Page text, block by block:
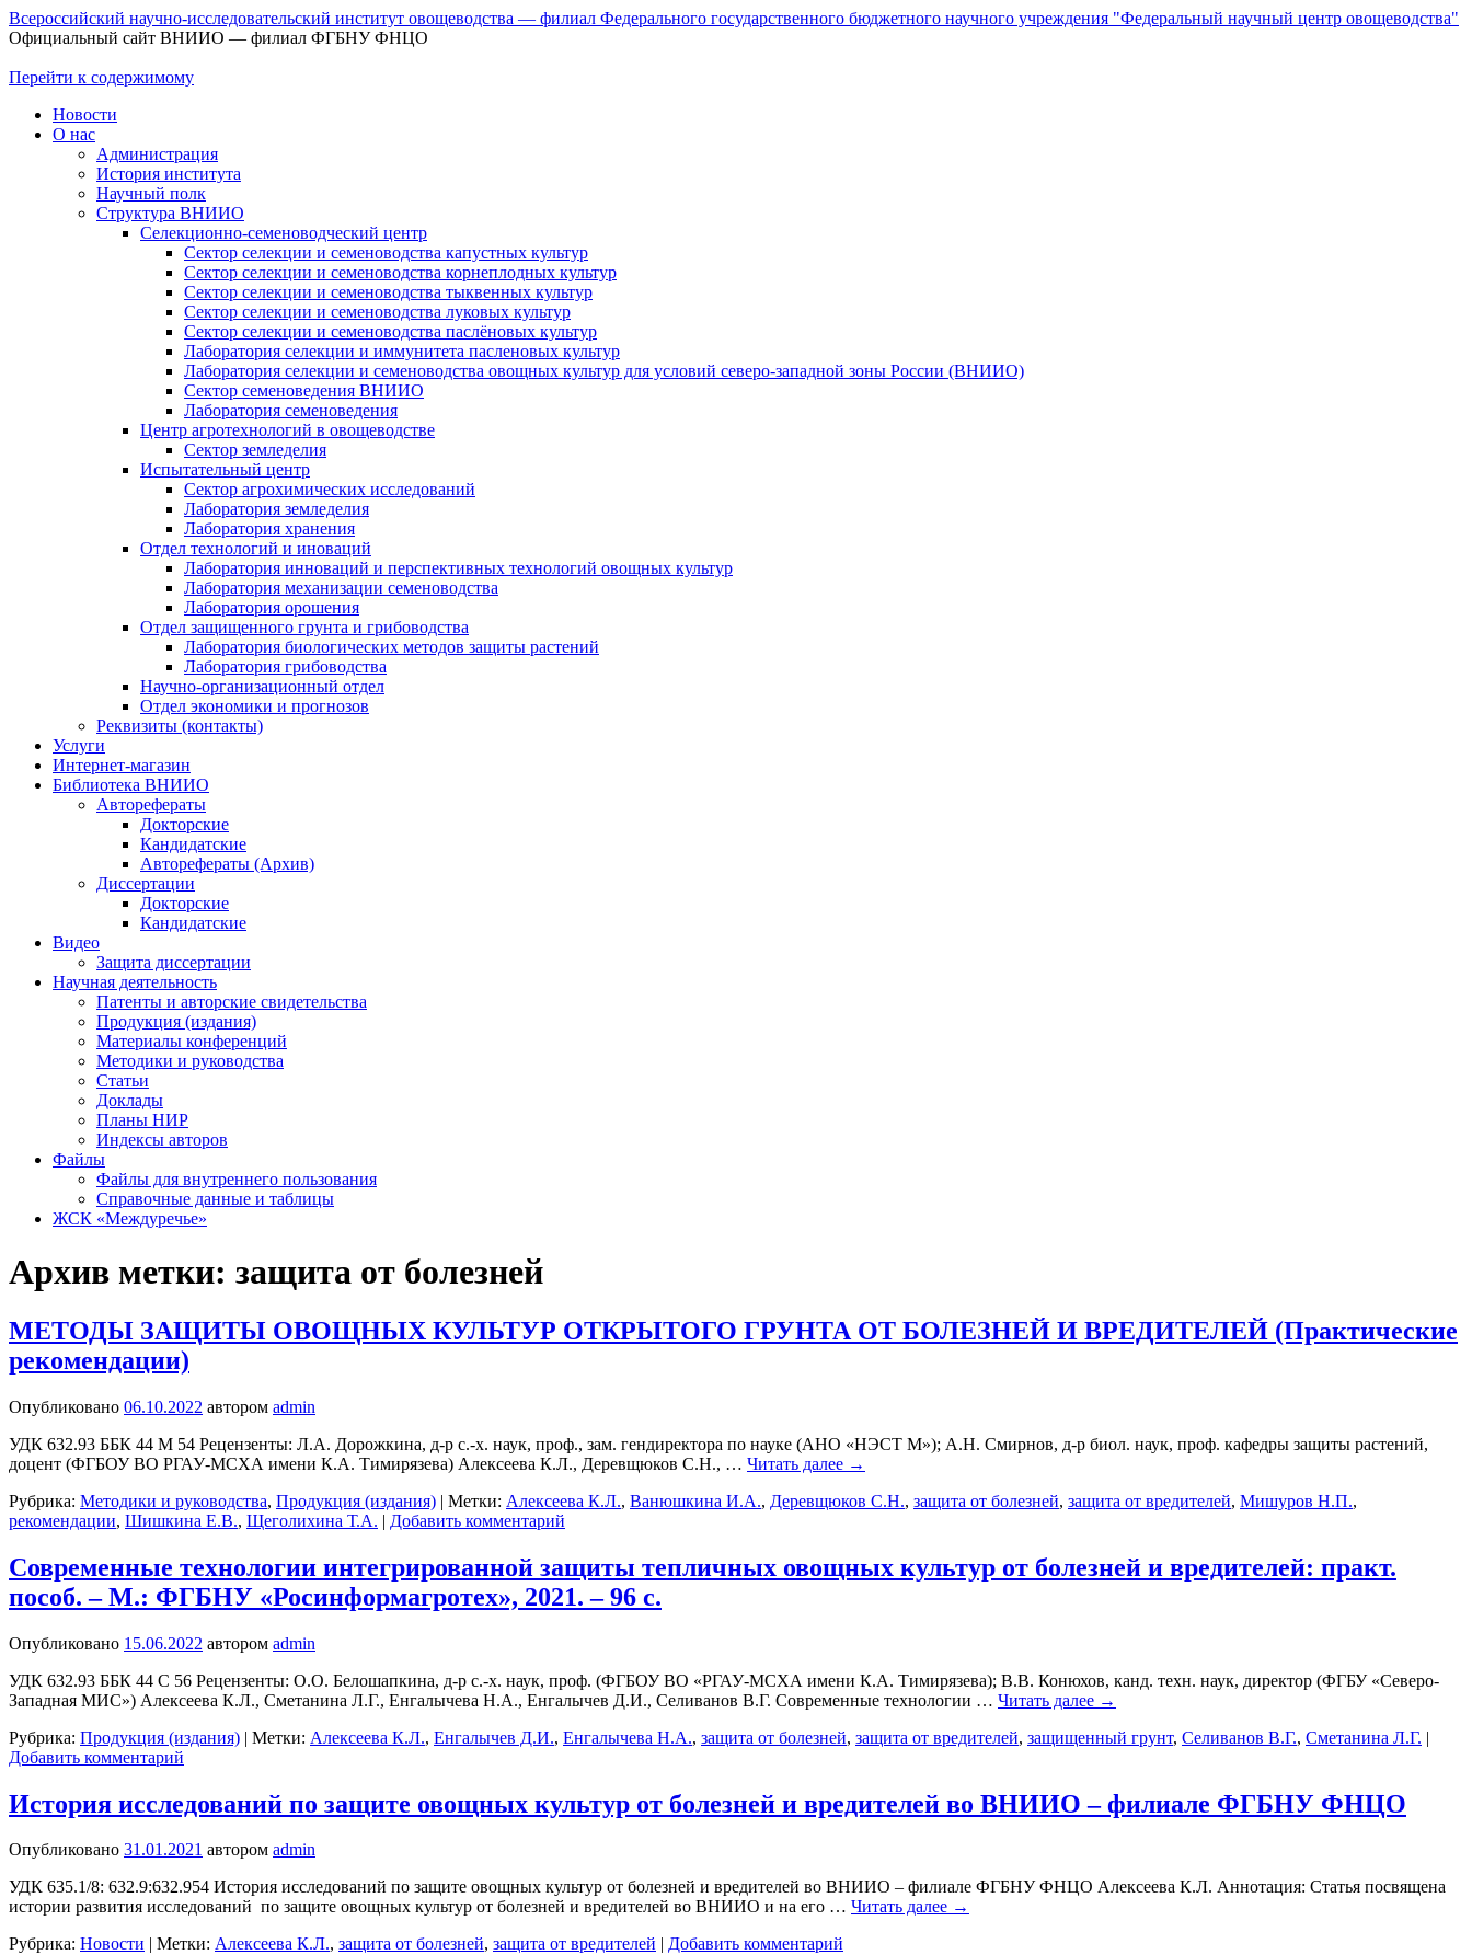
Всероссийский научно-исследовательский институт овощеводства — филиал Федерального государственного бюджетного научного учреждения "Федеральный научный центр овощеводства"
Официальный сайт ВНИИО — филиал ФГБНУ ФНЦО
Перейти к содержимому
Новости
О нас
Администрация
История института
Научный полк
Структура ВНИИО
Селекционно-семеноводческий центр
Сектор селекции и семеноводства капустных культур
Сектор селекции и семеноводства корнеплодных культур
Сектор селекции и семеноводства тыквенных культур
Сектор селекции и семеноводства луковых культур
Сектор селекции и семеноводства паслёновых культур
Лаборатория селекции и иммунитета пасленовых культур
Лаборатория селекции и семеноводства овощных культур для условий северо-западной зоны России (ВНИИО)
Сектор семеноведения ВНИИО
Лаборатория семеноведения
Центр агротехнологий в овощеводстве
Сектор земледелия
Испытательный центр
Сектор агрохимических исследований
Лаборатория земледелия
Лаборатория хранения
Отдел технологий и иноваций
Лаборатория инноваций и перспективных технологий овощных культур
Лаборатория механизации семеноводства
Лаборатория орошения
Отдел защищенного грунта и грибоводства
Лаборатория биологических методов защиты растений
Лаборатория грибоводства
Научно-организационный отдел
Отдел экономики и прогнозов
Реквизиты (контакты)
Услуги
Интернет-магазин
Библиотека ВНИИО
Авторефераты
Докторские
Кандидатские
Авторефераты (Архив)
Диссертации
Докторские
Кандидатские
Видео
Защита диссертации
Научная деятельность
Патенты и авторские свидетельства
Продукция (издания)
Материалы конференций
Методики и руководства
Статьи
Доклады
Планы НИР
Индексы авторов
Файлы
Файлы для внутреннего пользования
Справочные данные и таблицы
ЖСК «Междуречье»
Архив метки: защита от болезней
МЕТОДЫ ЗАЩИТЫ ОВОЩНЫХ КУЛЬТУР ОТКРЫТОГО ГРУНТА ОТ БОЛЕЗНЕЙ И ВРЕДИТЕЛЕЙ (Практические
рекомендации)
Опубликовано 06.10.2022 автором admin
УДК 632.93 ББК 44 М 54 Рецензенты: Л.А. Дорожкина, д-р с.-х. наук, проф., зам. гендиректора по науке (АНО «НЭСТ М»); А.Н. Смирнов, д-р биол. наук, проф. кафедры защиты растений,
доцент (ФГБОУ ВО РГАУ-МСХА имени К.А. Тимирязева) Алексеева К.Л., Деревщюков С.Н., … Читать далее →
Рубрика: Методики и руководства, Продукция (издания) | Метки: Алексеева К.Л., Ванюшкина И.А., Деревщюков С.Н., защита от болезней, защита от вредителей, Мишуров Н.П.,
рекомендации, Шишкина Е.В., Щеголихина Т.А. | Добавить комментарий
Современные технологии интегрированной защиты тепличных овощных культур от болезней и вредителей: практ.
пособ. – М.: ФГБНУ «Росинформагротех», 2021. – 96 с.
Опубликовано 15.06.2022 автором admin
УДК 632.93 ББК 44 С 56 Рецензенты: О.О. Белошапкина, д-р с.-х. наук, проф. (ФГБОУ ВО «РГАУ-МСХА имени К.А. Тимирязева); В.В. Конюхов, канд. техн. наук, директор (ФГБУ «Северо-
Западная МИС») Алексеева К.Л., Сметанина Л.Г., Енгалычева Н.А., Енгалычев Д.И., Селиванов В.Г. Современные технологии … Читать далее →
Рубрика: Продукция (издания) | Метки: Алексеева К.Л., Енгалычев Д.И., Енгалычева Н.А., защита от болезней, защита от вредителей, защищенный грунт, Селиванов В.Г., Сметанина Л.Г. |
Добавить комментарий
История исследований по защите овощных культур от болезней и вредителей во ВНИИО – филиале ФГБНУ ФНЦО
Опубликовано 31.01.2021 автором admin
УДК 635.1/8: 632.9:632.954 История исследований по защите овощных культур от болезней и вредителей во ВНИИО – филиале ФГБНУ ФНЦО Алексеева К.Л. Аннотация: Статья посвящена
истории развития исследований по защите овощных культур от болезней и вредителей во ВНИИО и на его … Читать далее →
Рубрика: Новости | Метки: Алексеева К.Л., защита от болезней, защита от вредителей | Добавить комментарий